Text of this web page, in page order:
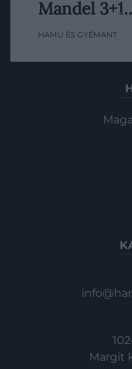
John Mandel
lazábban, hol
Mandel
HAMU ÉS GYÉMÁNT
Margit